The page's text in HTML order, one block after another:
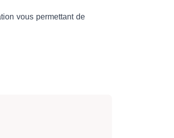
vous permettant de